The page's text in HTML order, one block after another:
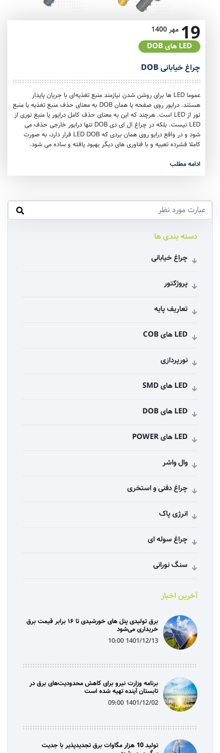
19مهر 1400
LED های DOB
چراغ خیابانی DOB
عموما LED ها برای روشن شدن نیازمند منبع تغذیه‌ای با جریان پایدار
هستند. درایور روی صفحه یا همان DOB به معنای حذف منبع تغذیه یا منبع
نور از LED است. هرچند که این به معنای حذف کامل درایور یا منبع نوری از
LED نیست. بلکه در چراغ ال ای دی DOB تنها درایور خارجی حذف می
شود و در واقع درایو روی همان بردی که LED DOB قرار دارد، به صورت
کاملا فشرده تعبیه و با فناوری های دیگر بهبود یافته و ساده می شود.
ادامه مطلب
دسته بندی ها
چراغ خیابانی
پروژکتور
تعاریف پایه
LED های COB
نورپردازی
LED های SMD
LED های DOB
LED های POWER
وال واشر
چراغ دفنی و استخری
انرژی پاک
چراغ سوله ای
سنگ نورانی
آخرین اخبار
برق تولیدی پنل‌ های خورشیدی تا ۱۶ برابر قیمت برق
خریداری می‌شود
1401/12/13 10:00
برنامه وزارت نیرو برای کاهش محدودیت‌های برق در
تابستان آینده تهیه شده است
1401/12/02 09:00
تولید 10 هزار مگاوات برق تجدیدپذیر با جدیت